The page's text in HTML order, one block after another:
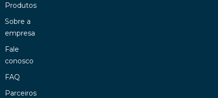
Produtos
Sobre a
empresa
Fale
conosco
FAQ
Parceiros